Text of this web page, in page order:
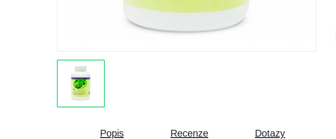
Popis Recenze Dotazy